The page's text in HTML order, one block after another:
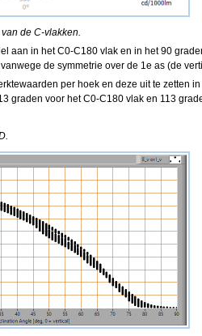
de C-vlakken.
aan in het C0-C180 vlak en in het 90
de symmetrie over de 1e as (de
per hoek en deze uit te zetten
graden voor het C0-C180 vlak en 113